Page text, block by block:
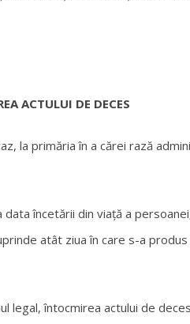
ACTULUI DE DECES
la primăria în a cărei rază
încetării din viață a
atât ziua în care s-a produs
legal, întocmirea actului de